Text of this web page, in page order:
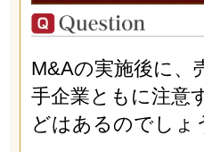
M&Aの実施後に、
手企業ともに注意
どはあるのでしょ